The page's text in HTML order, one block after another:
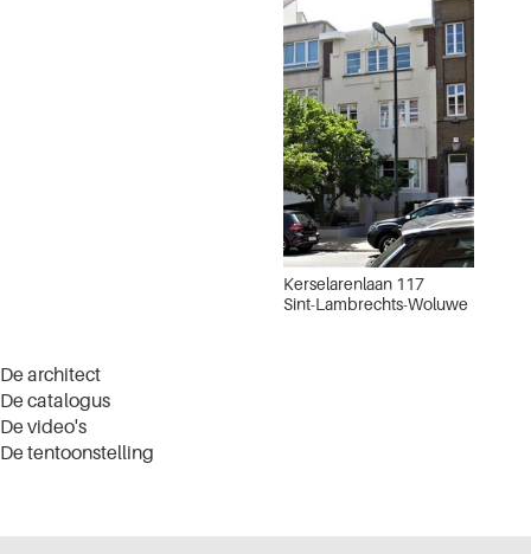
Kerselarenlaan 117
Sint-Lambrechts-Woluwe
De architect
De catalogus
De video's
De tentoonstelling